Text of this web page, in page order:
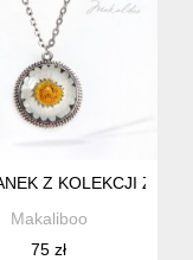
Z KOLEKCJI
Makaliboo
75 zł